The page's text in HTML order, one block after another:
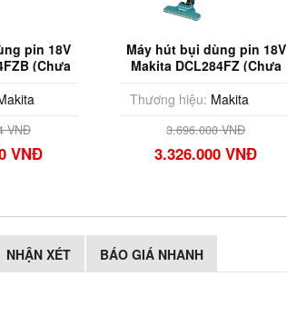
pin 18V
(Chưa
VNĐ
VNĐ
Máy hút bụi dùng pin 18V
Makita DCL284FZ (Chưa
Thương hiệu: Makita
3.696.000 VNĐ
3.326.000 VNĐ
NHẬN XÉT BÁO GIÁ NHANH